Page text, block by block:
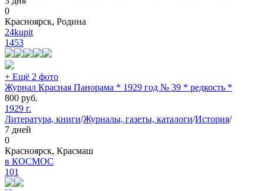
0
Красноярск, Родина
24kupit
1453
+ Ещё 2 фото
Журнал Красная Панорама * 1929 год № 39 * редкость *
800 руб.
1929 г.
Литература, книги/Журналы, газеты, каталоги/История/
7 дней
0
Красноярск, Красмаш
в КОСМОС
101